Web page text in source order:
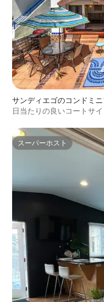
サンディエゴのコンドミニ
日当たりの良いコートサ
スーパーホスト
スーパーホスト